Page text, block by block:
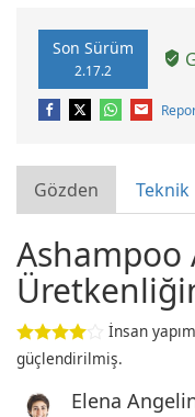
Son Sürüm
2.17.2
Gözden Teknik
Ashampoo
İnsan
güçlendirilmiş.
Elena